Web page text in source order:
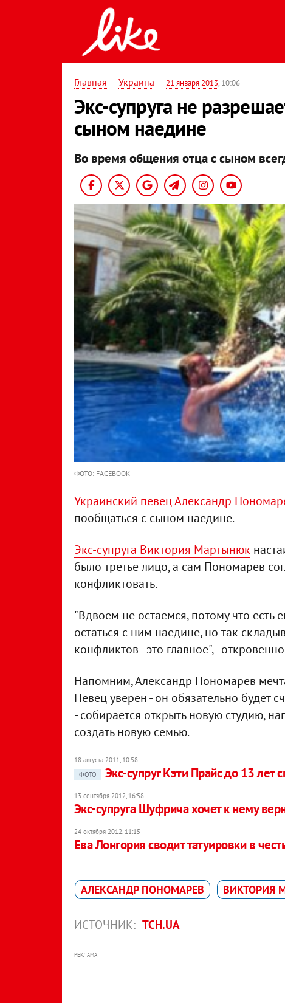
Главная — Украина — 21 января 2013, 10:06
Экс-супруга не
сыном наедине
Во время общения отца с сыном
ФОТО: FACEBOOK
Украинский певец Александр
пообщаться с сыном наедине.
Экс-супруга Виктория Мартынюк
было третье лицо, а сам Пономарев
конфликтовать.
"Вдвоем не остаемся, потому что есть
остаться с ним наедине, но так
конфликтов - это главное", -
Напомним, Александр Пономарев
Певец уверен - он обязательно будет
- собирается открыть новую студию,
создать новую семью.
18 августа 2011, 10:58
ФОТО
Экс-супруг Кэти Прайс до 13 лет
13 сентября 2012, 16:58
Экс-супруга Шуфрича хочет к нему
24 октября 2012, 11:15
Ева Лонгория сводит татуировки в
АЛЕКСАНДР ПОНОМАРЕВ ВИКТОРИЯ
ИСТОЧНИК: ТСН.UA
РЕКЛАМА